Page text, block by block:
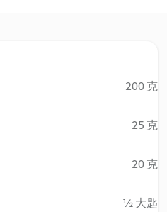
200 克
25 克
20 克
½ 大匙